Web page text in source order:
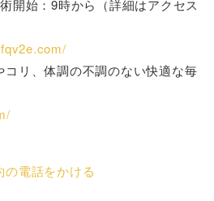
開始：9時から（詳細はアクセス
コリ、体調の不調のない快適な毎
電話をかける